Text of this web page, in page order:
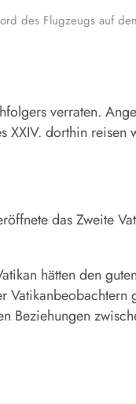
des Flugzeugs auf
verraten.
XXIV. dorthin reisen
das Zweite
hätten den
Beziehungen